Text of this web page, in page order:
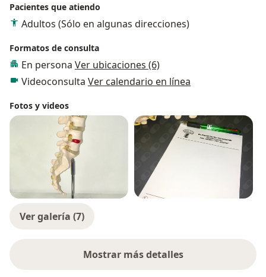
bienestar de los pacientes y sus familias. Es
importante un Abordaje Multimodal, con el fin de
patologías.
·
La amplia experiencia junto al equipo, y los resultados
del ámbito nacional e internacional, avalan el
profesionalismo de nuestros tratamientos.
Destacamos como pilares en las consultas y
tratamientos:
✅ Importancia en la Relación Médico - Paciente
✅ Seguimiento de los Pacientes
✅ Flexibilidad en la Reserva de Turnos
Pacientes que atiendo
Adultos (Sólo en algunas direcciones)
Formatos de consulta
En persona Ver ubicaciones (6)
Videoconsulta Ver calendario en línea
Fotos y videos
Ver galería (7)
Mostrar más detalles
sobre la experiencia